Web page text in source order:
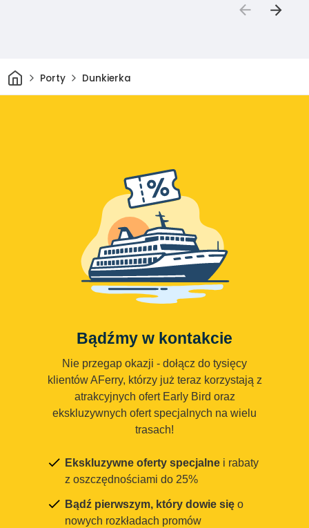
DomPorty Dunkierka
Bądźmy w kontakcie
Nie przegap okazji - dołącz do tysięcy
klientów AFerry, którzy już teraz korzystają z
atrakcyjnych ofert Early Bird oraz
ekskluzywnych ofert specjalnych na wielu
trasach!
Ekskluzywne oferty specjalne i rabaty
z oszczędnościami do 25%
Bądź pierwszym, który dowie się o
nowych rozkładach promów